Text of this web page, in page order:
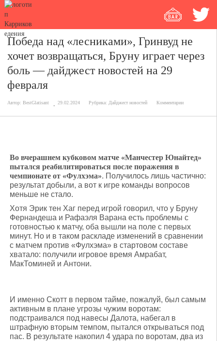
Победа над «лесниками», Гринвуд не
хочет возвращаться, Бруну играет через
боль — дайджест новостей на 29
февраля
Автор: BestGlatisant 29.02.2024 Рубрика: Дайджест новостей Комментарии
Во вчерашнем кубковом матче «Манчестер Юнайтед»
пытался реабилитироваться после поражения в
чемпионате от «Фулхэма». Получилось лишь частично:
результат добыли, а вот к игре команды вопросов
меньше не стало.
Хотя Эрик тен Хаг перед игрой говорил, что у Бруну
Фернандеша и Рафаэля Варана есть проблемы с
готовностью к матчу, оба вышли на поле с первых
минут. Но и в таком раскладе изменений в сравнении
с матчем против «Фулхэма» в стартовом составе
хватало: получили игровое время Амрабат,
МакТоминей и Антони.
И именно Скотт в первом тайме, пожалуй, был самым
активным в плане угрозы чужим воротам:
подстраивался под навесы Далота, набегал в
штрафную вторым темпом, пытался открываться под
пас. В результате накопил 4 удара по воротам, два из